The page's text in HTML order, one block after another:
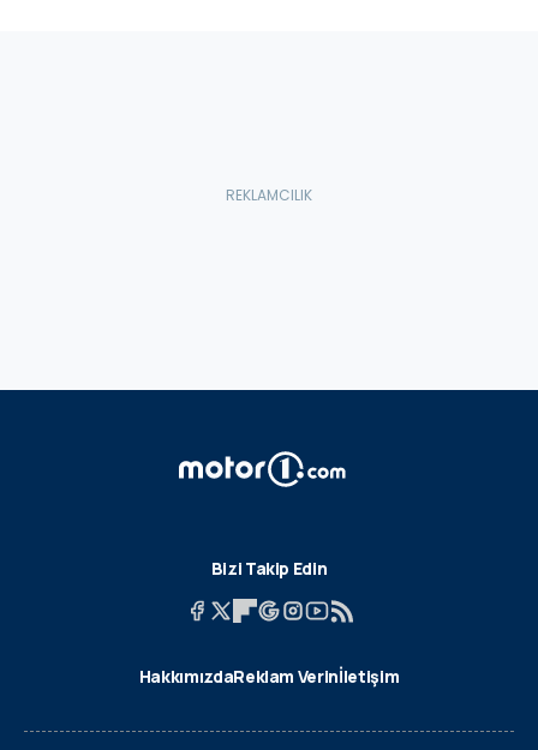
Bizi Takip Edin
HakkımızdaReklam Verinİletişim